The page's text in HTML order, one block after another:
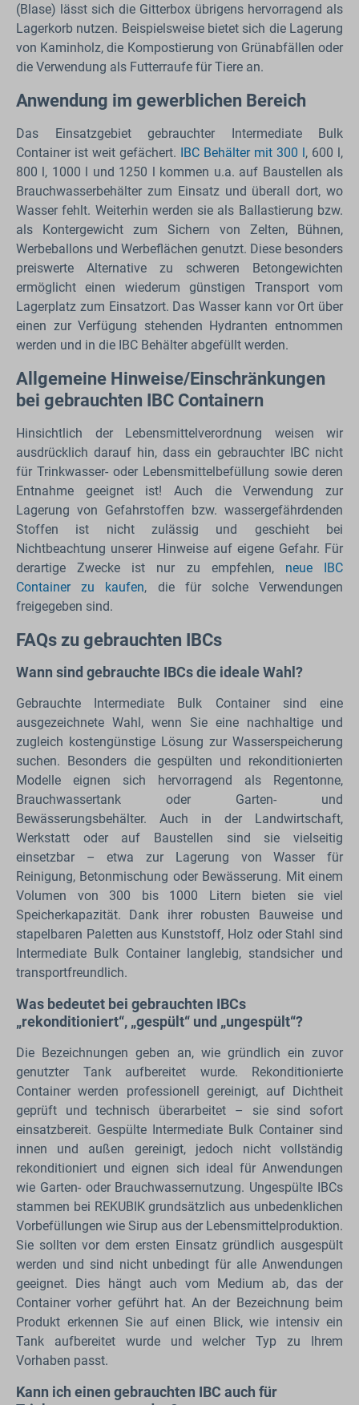
(Blase) lässt sich die Gitterbox übrigens hervorragend als
Lagerkorb nutzen. Beispielsweise bietet sich die Lagerung
von Kaminholz, die Kompostierung von Grünabfällen oder
die Verwendung als Futterraufe für Tiere an.
Anwendung im gewerblichen Bereich
Das Einsatzgebiet gebrauchter Intermediate Bulk
Container ist weit gefächert. IBC Behälter mit 300 l, 600 l,
800 l, 1000 l und 1250 l kommen u.a. auf Baustellen als
Brauchwasserbehälter zum Einsatz und überall dort, wo
Wasser fehlt. Weiterhin werden sie als Ballastierung bzw.
als Kontergewicht zum Sichern von Zelten, Bühnen,
Werbeballons und Werbeflächen genutzt. Diese besonders
preiswerte Alternative zu schweren Betongewichten
ermöglicht einen wiederum günstigen Transport vom
Lagerplatz zum Einsatzort. Das Wasser kann vor Ort über
einen zur Verfügung stehenden Hydranten entnommen
werden und in die IBC Behälter abgefüllt werden.
Allgemeine Hinweise/Einschränkungen
bei gebrauchten IBC Containern
Hinsichtlich der Lebensmittelverordnung weisen wir
ausdrücklich darauf hin, dass ein gebrauchter IBC nicht
für Trinkwasser- oder Lebensmittelbefüllung sowie deren
Entnahme geeignet ist! Auch die Verwendung zur
Lagerung von Gefahrstoffen bzw. wassergefährdenden
Stoffen ist nicht zulässig und geschieht bei
Nichtbeachtung unserer Hinweise auf eigene Gefahr. Für
derartige Zwecke ist nur zu empfehlen, neue IBC
Container zu kaufen, die für solche Verwendungen
freigegeben sind.
FAQs zu gebrauchten IBCs
Wann sind gebrauchte IBCs die ideale Wahl?
Gebrauchte Intermediate Bulk Container sind eine
ausgezeichnete Wahl, wenn Sie eine nachhaltige und
zugleich kostengünstige Lösung zur Wasserspeicherung
suchen. Besonders die gespülten und rekonditionierten
Modelle eignen sich hervorragend als Regentonne,
Brauchwassertank oder Garten- und
Bewässerungsbehälter. Auch in der Landwirtschaft,
Werkstatt oder auf Baustellen sind sie vielseitig
einsetzbar – etwa zur Lagerung von Wasser für
Reinigung, Betonmischung oder Bewässerung. Mit einem
Volumen von 300 bis 1000 Litern bieten sie viel
Speicherkapazität. Dank ihrer robusten Bauweise und
stapelbaren Paletten aus Kunststoff, Holz oder Stahl sind
Intermediate Bulk Container langlebig, standsicher und
transportfreundlich.
Was bedeutet bei gebrauchten IBCs
„rekonditioniert“, „gespült“ und „ungespült“?
Die Bezeichnungen geben an, wie gründlich ein zuvor
genutzter Tank aufbereitet wurde. Rekonditionierte
Container werden professionell gereinigt, auf Dichtheit
geprüft und technisch überarbeitet – sie sind sofort
einsatzbereit. Gespülte Intermediate Bulk Container sind
innen und außen gereinigt, jedoch nicht vollständig
rekonditioniert und eignen sich ideal für Anwendungen
wie Garten- oder Brauchwassernutzung. Ungespülte IBCs
stammen bei REKUBIK grundsätzlich aus unbedenklichen
Vorbefüllungen wie Sirup aus der Lebensmittelproduktion.
Sie sollten vor dem ersten Einsatz gründlich ausgespült
werden und sind nicht unbedingt für alle Anwendungen
geeignet. Dies hängt auch vom Medium ab, das der
Container vorher geführt hat. An der Bezeichnung beim
Produkt erkennen Sie auf einen Blick, wie intensiv ein
Tank aufbereitet wurde und welcher Typ zu Ihrem
Vorhaben passt.
Kann ich einen gebrauchten IBC auch für